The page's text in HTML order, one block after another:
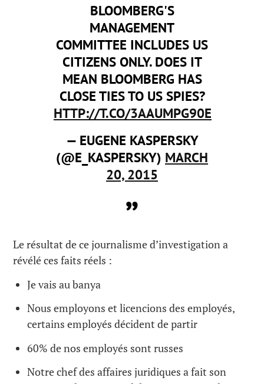
BLOOMBERG'S
MANAGEMENT
COMMITTEE INCLUDES US
CITIZENS ONLY. DOES IT
MEAN BLOOMBERG HAS
CLOSE TIES TO US SPIES?
HTTP://T.CO/3AAUMPG90E
— EUGENE KASPERSKY
(@E_KASPERSKY) MARCH
20, 2015
Le résultat de ce journalisme d’investigation a
révélé ces faits réels :
Je vais au banya
Nous employons et licencions des employés,
certains employés décident de partir
60% de nos employés sont russes
Notre chef des affaires juridiques a fait son